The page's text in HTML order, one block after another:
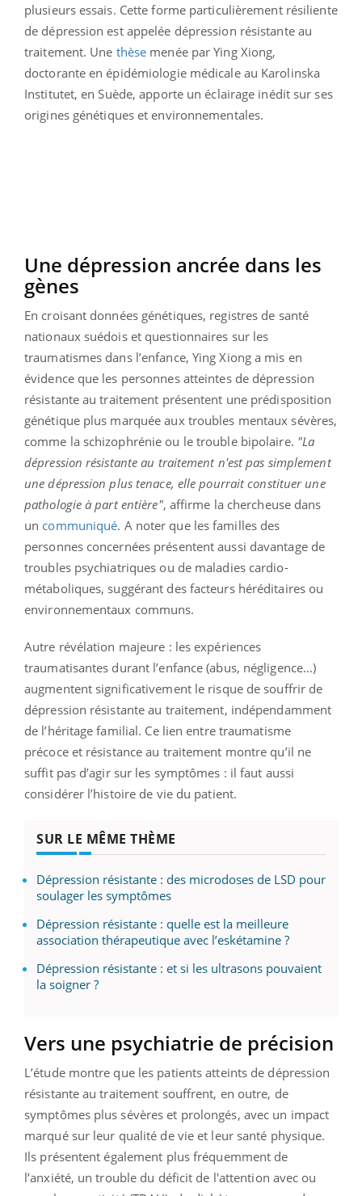
plusieurs essais. Cette forme particulièrement résiliente
de dépression est appelée dépression résistante au
traitement. Une thèse menée par Ying Xiong,
doctorante en épidémiologie médicale au Karolinska
Institutet, en Suède, apporte un éclairage inédit sur ses
origines génétiques et environnementales.
Une dépression ancrée dans les
gènes
En croisant données génétiques, registres de santé
nationaux suédois et questionnaires sur les
traumatismes dans l’enfance, Ying Xiong a mis en
évidence que les personnes atteintes de dépression
résistante au traitement présentent une prédisposition
génétique plus marquée aux troubles mentaux sévères,
comme la schizophrénie ou le trouble bipolaire. "La
dépression résistante au traitement n'est pas simplement
une dépression plus tenace, elle pourrait constituer une
pathologie à part entière", affirme la chercheuse dans
un communiqué. A noter que les familles des
personnes concernées présentent aussi davantage de
troubles psychiatriques ou de maladies cardio-
métaboliques, suggérant des facteurs héréditaires ou
environnementaux communs.
Autre révélation majeure : les expériences
traumatisantes durant l’enfance (abus, négligence...)
augmentent significativement le risque de souffrir de
dépression résistante au traitement, indépendamment
de l’héritage familial. Ce lien entre traumatisme
précoce et résistance au traitement montre qu’il ne
suffit pas d’agir sur les symptômes : il faut aussi
considérer l’histoire de vie du patient.
SUR LE MÊME THÈME
Dépression résistante : des microdoses de LSD pour
soulager les symptômes
Dépression résistante : quelle est la meilleure
association thérapeutique avec l’eskétamine ?
Dépression résistante : et si les ultrasons pouvaient
la soigner ?
Vers une psychiatrie de précision
L’étude montre que les patients atteints de dépression
résistante au traitement souffrent, en outre, de
symptômes plus sévères et prolongés, avec un impact
marqué sur leur qualité de vie et leur santé physique.
Ils présentent également plus fréquemment de
l’anxiété, un trouble du déficit de l'attention avec ou